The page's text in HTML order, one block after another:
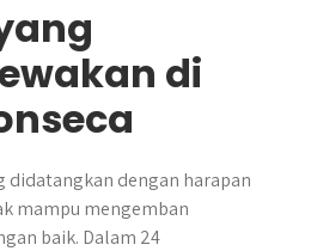
di
didatangkan dengan harapan
mampu mengemban
baik. Dalam 24